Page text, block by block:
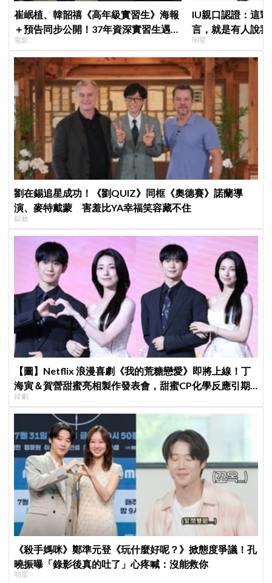
崔岷植、韓韶禧《高年級實習生》海報
＋預告同步公開！37年資深實習生遇上
美女CEO
電影
IU親口認證：這
言，就是有人說
明星
劉在錫追星成功！《劉QUIZ》同框《奧德賽》諾蘭導
演、麥特戴蒙 害羞比YA幸福笑容藏不住
綜藝
【圖】Netflix 浪漫喜劇《我的荒糖戀愛》即將上線！丁
海寅＆賀營甜蜜亮相製作發表會，甜蜜CP化學反應引期
待
韓劇
《殺手媽咪》鄭準元登《玩什麼好呢？》掀態度爭議！孔
曉振曝「錄影後真的吐了」心疼喊：沒能救你
明星